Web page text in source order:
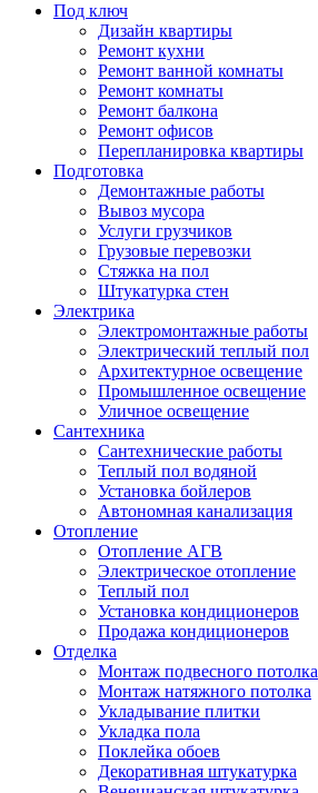
Под ключ
Дизайн квартиры
Ремонт кухни
Ремонт ванной комнаты
Ремонт комнаты
Ремонт балкона
Ремонт офисов
Перепланировка квартиры
Подготовка
Демонтажные работы
Вывоз мусора
Услуги грузчиков
Грузовые перевозки
Стяжка на пол
Штукатурка стен
Электрика
Электромонтажные работы
Электрический теплый пол
Архитектурное освещение
Промышленное освещение
Уличное освещение
Сантехника
Сантехнические работы
Теплый пол водяной
Установка бойлеров
Автономная канализация
Отопление
Отопление АГВ
Электрическое отопление
Теплый пол
Установка кондиционеров
Продажа кондиционеров
Отделка
Монтаж подвесного потолка
Монтаж натяжного потолка
Укладывание плитки
Укладка пола
Поклейка обоев
Декоративная штукатурка